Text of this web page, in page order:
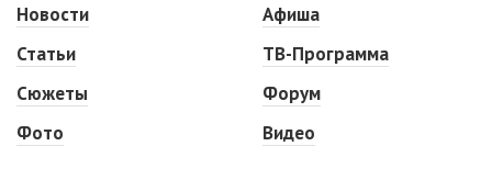
Новости
Статьи
Сюжеты
Фото
Афиша
ТВ-Программа
Форум
Видео